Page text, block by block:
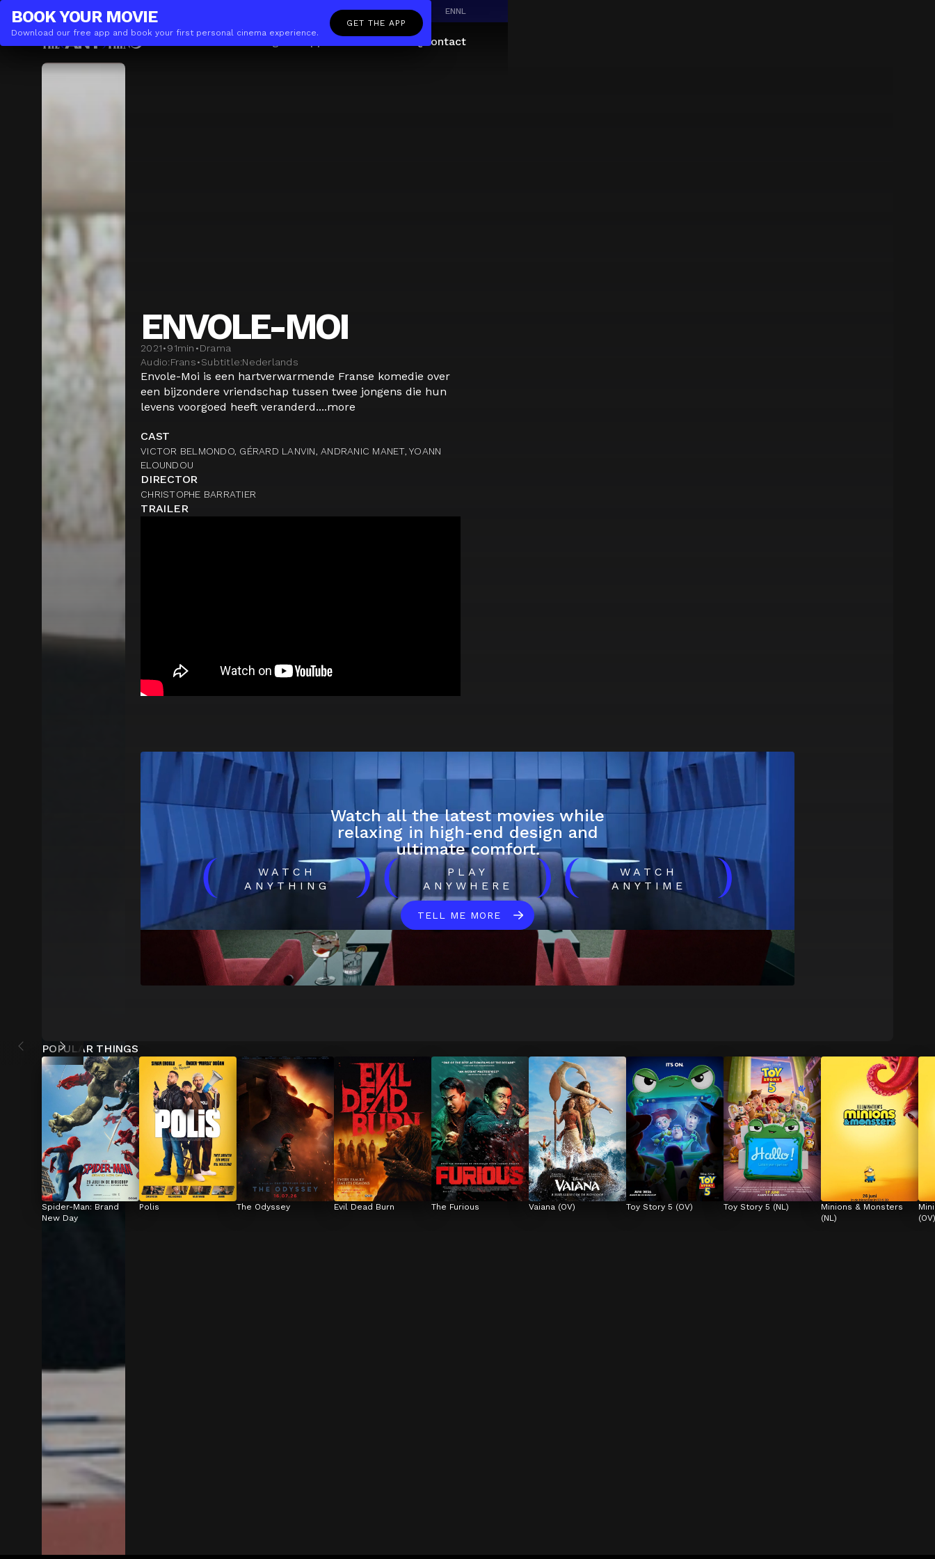
THE(ANY)THING BUSINESS ENNL
Movies Locations The App Contact
BOOK YOUR MOVIE
Download our free app and book your first personal cinema experience.
GET THE APP
ENVOLE-MOI
2021•91min •Drama
Audio:Frans•Subtitle:Nederlands
Envole-Moi is een hartverwarmende Franse komedie over
een bijzondere vriendschap tussen twee jongens die hun
levens voorgoed heeft veranderd....more
CAST
VICTOR BELMONDO, GÉRARD LANVIN, ANDRANIC MANET, YOANN
ELOUNDOU
DIRECTOR
CHRISTOPHE BARRATIER
TRAILER
Watch all the latest movies while
relaxing in high-end design and
ultimate comfort.
(
WATCH
ANYTHING
)(
PLAY
ANYWHERE
)(
WATCH
ANYTIME
)
TELL ME MORE
POPULAR THINGS
Spider-Man: Brand
New Day
Polis The Odyssey Evil Dead Burn The Furious Vaiana (OV) Toy Story 5 (OV) Toy Story 5 (NL)
Minions & Monsters
(NL)
(OV)